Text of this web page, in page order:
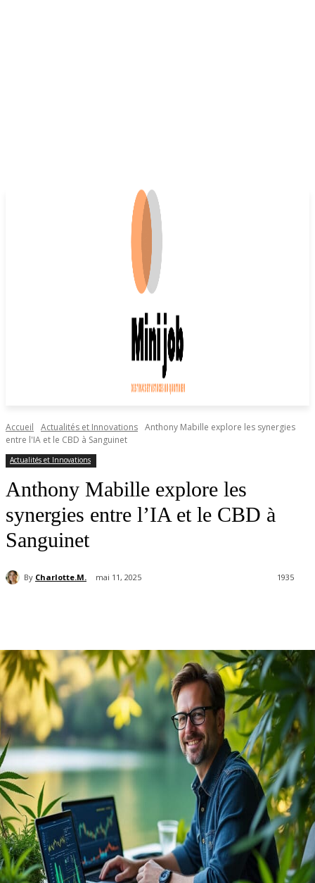
Accueil Actualités et Innovations Anthony Mabille explore les synergies
entre l'IA et le CBD à Sanguinet
Actualités et Innovations
Anthony Mabille explore les
synergies entre l’IA et le CBD à
Sanguinet
By Charlotte.M. mai 11, 2025 1935